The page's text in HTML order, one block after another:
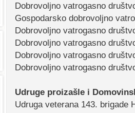
Dobrovoljno vatrogasno
Gospodarsko dobrovoljno
Dobrovoljno vatrogasno
Dobrovoljno vatrogasno
Dobrovoljno vatrogasno
Dobrovoljno vatrogasno
Udruge proizašle i
Udruga veterana 143. brigade